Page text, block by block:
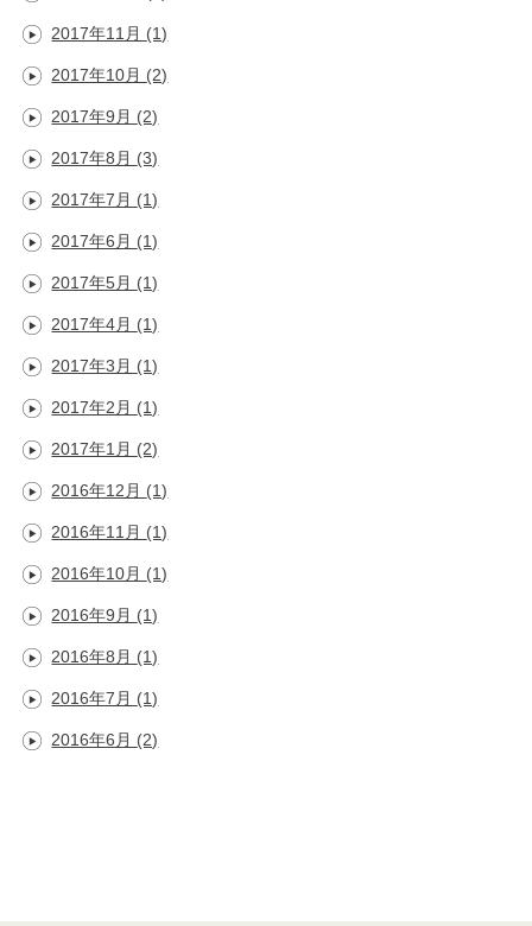
2017年11月 (1)
2017年10月 (2)
2017年9月 (2)
2017年8月 (3)
2017年7月 (1)
2017年6月 (1)
2017年5月 (1)
2017年4月 (1)
2017年3月 (1)
2017年2月 (1)
2017年1月 (2)
2016年12月 (1)
2016年11月 (1)
2016年10月 (1)
2016年9月 (1)
2016年8月 (1)
2016年7月 (1)
2016年6月 (2)